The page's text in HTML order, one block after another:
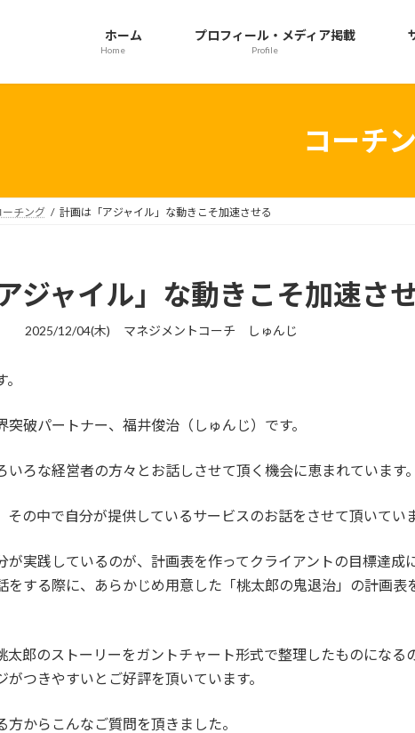
ホーム
Home
プロフィール・メディア掲載
Profile
コーチ
ーチング 計画は「アジャイル」な動きこそ加速させる
ジャイル」な動きこそ加速さ
最
時
:
2025/12/04(木) マネジメントコーチ しゅんじ
突破パートナー、福井俊治（しゅんじ）です。
いろな経営者の方々とお話しさせて頂く機会に恵まれています。
その中で自分が提供しているサービスのお話をさせて頂いていま
が実践しているのが、計画表を作ってクライアントの目標達成
をする際に、あらかじめ用意した「桃太郎の鬼退治」の計画表
太郎のストーリーをガントチャート形式で整理したものになる
がつきやすいとご好評を頂いています。
方からこんなご質問を頂きました。